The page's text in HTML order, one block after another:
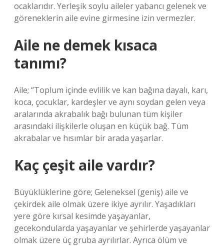
ocaklarıdır. Yerleşik soylu aileler yabancı gelenek ve
göreneklerin aile evine girmesine izin vermezler.
Aile ne demek kısaca
tanımı?
Aile; “Toplum içinde evlilik ve kan bağına dayalı, karı,
koca, çocuklar, kardeşler ve aynı soydan gelen veya
aralarında akrabalık bağı bulunan tüm kişiler
arasındaki ilişkilerle oluşan en küçük bağ. Tüm
akrabalar ve hısımlar bir arada yaşarlar.
Kaç çeşit aile vardır?
Büyüklüklerine göre; Geleneksel (geniş) aile ve
çekirdek aile olmak üzere ikiye ayrılır. Yaşadıkları
yere göre kırsal kesimde yaşayanlar,
gecekondularda yaşayanlar ve şehirlerde yaşayanlar
olmak üzere üç gruba ayrılırlar. Ayrıca ölüm ve